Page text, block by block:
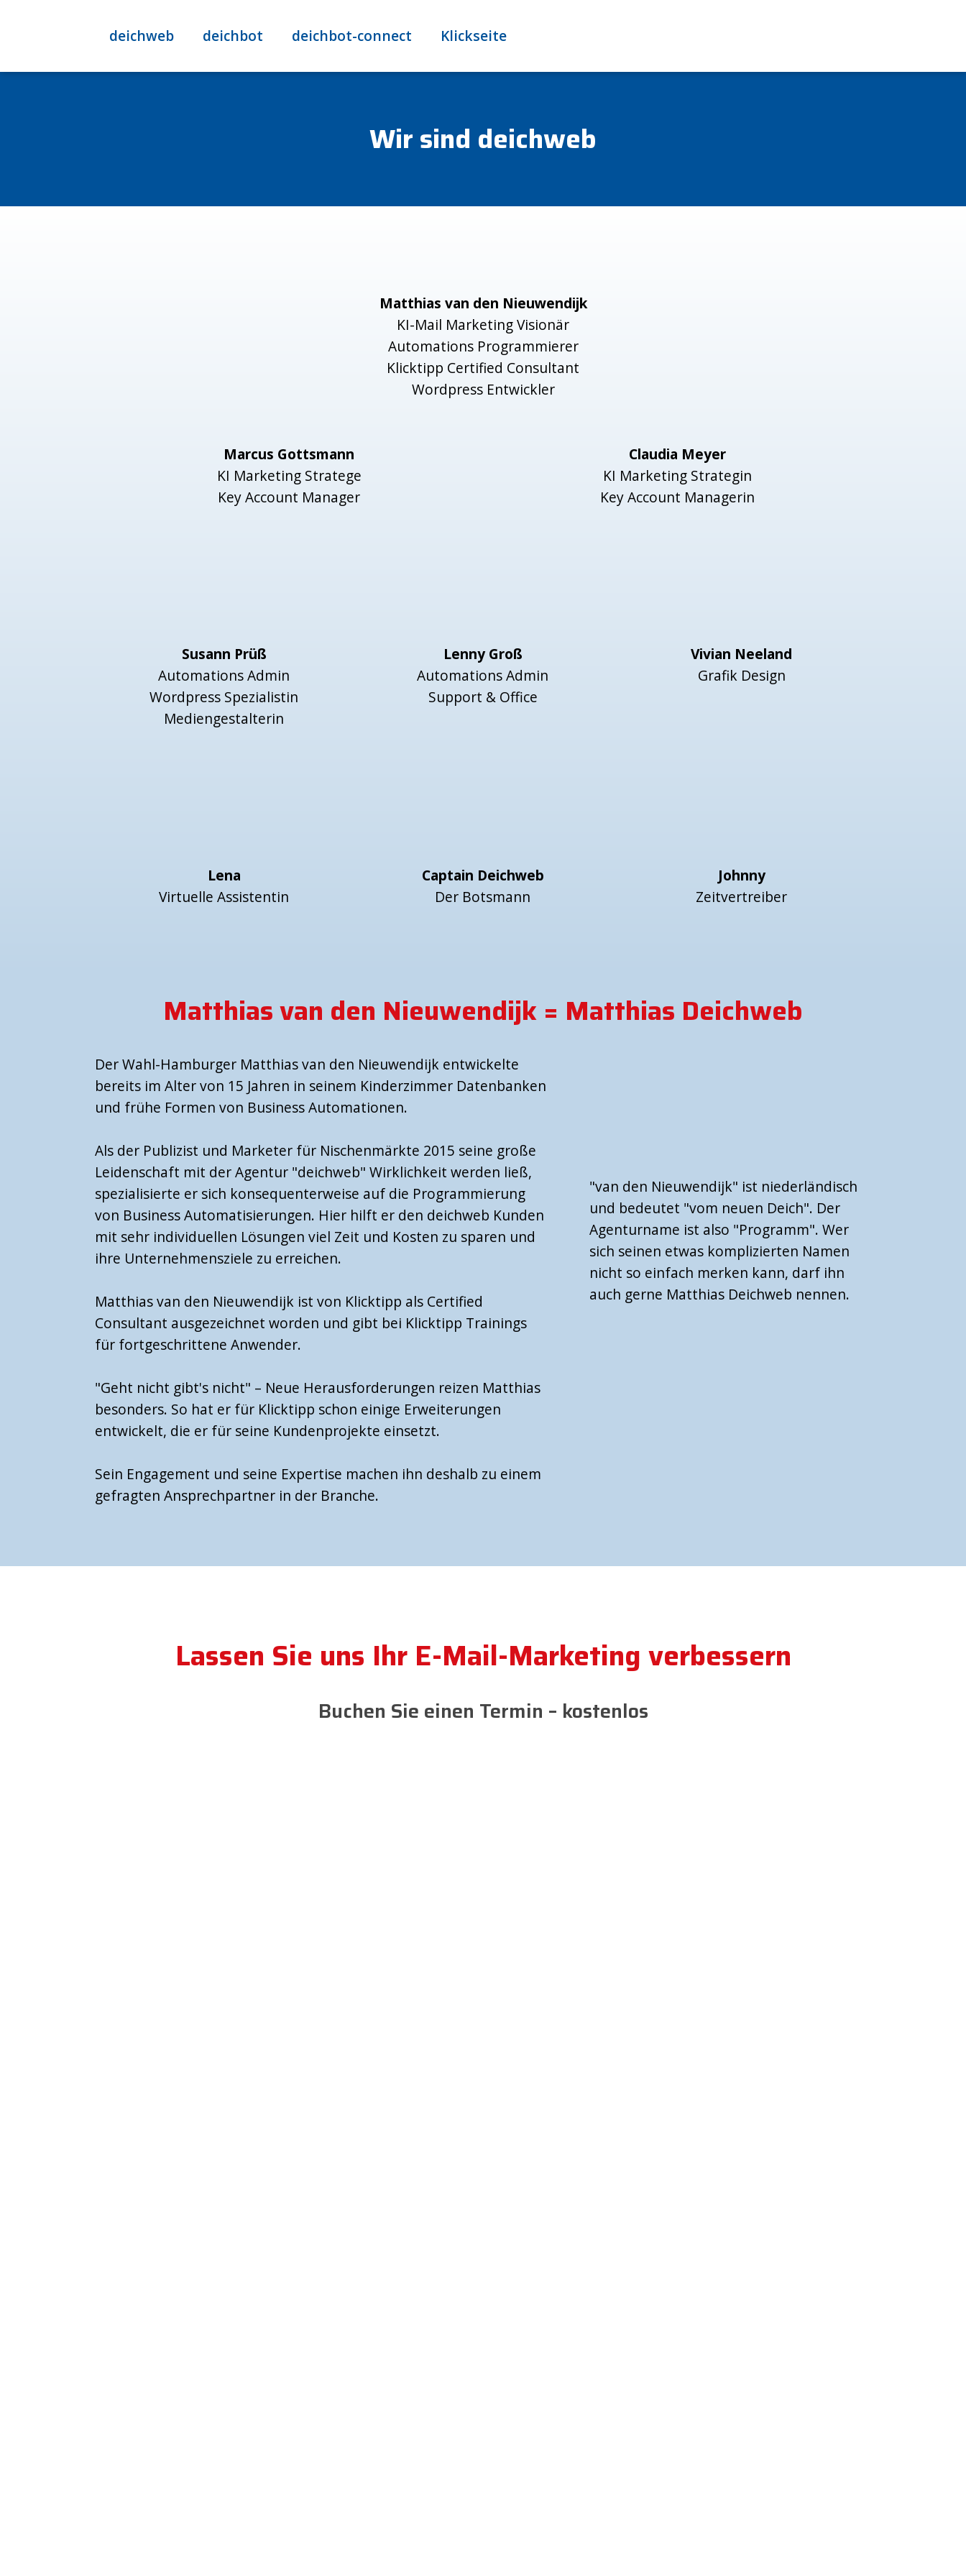
deichweb deichbot deichbot-connect Klickseite
Wir sind deichweb
Matthias van den Nieuwendijk
KI-Mail Marketing Visionär
Automations Programmierer
Klicktipp Certified Consultant
Wordpress Entwickler
Marcus Gottsmann
KI Marketing Stratege
Key Account Manager
Claudia Meyer
KI Marketing Strategin
Key Account Managerin
Susann Prüß
Automations Admin
Wordpress Spezialistin
Mediengestalterin
Lenny Groß
Automations Admin
Support & Office
Vivian Neeland
Grafik Design
Lena
Virtuelle Assistentin
Captain Deichweb
Der Botsmann
Johnny
Zeitvertreiber
Matthias van den Nieuwendijk = Matthias Deichweb
Der Wahl-Hamburger Matthias van den Nieuwendijk entwickelte
bereits im Alter von 15 Jahren in seinem Kinderzimmer Datenbanken
und frühe Formen von Business Automationen.
Als der Publizist und Marketer für Nischenmärkte 2015 seine große
Leidenschaft mit der Agentur "deichweb" Wirklichkeit werden ließ,
spezialisierte er sich konsequenterweise auf die Programmierung
von Business Automatisierungen. Hier hilft er den deichweb Kunden
mit sehr individuellen Lösungen viel Zeit und Kosten zu sparen und
ihre Unternehmensziele zu erreichen.
Matthias van den Nieuwendijk ist von Klicktipp als Certified
Consultant ausgezeichnet worden und gibt bei Klicktipp Trainings
für fortgeschrittene Anwender.
"Geht nicht gibt's nicht" – Neue Herausforderungen reizen Matthias
besonders. So hat er für Klicktipp schon einige Erweiterungen
entwickelt, die er für seine Kundenprojekte einsetzt.
Sein Engagement und seine Expertise machen ihn deshalb zu einem
gefragten Ansprechpartner in der Branche.
"van den Nieuwendijk" ist niederländisch
und bedeutet "vom neuen Deich". Der
Agenturname ist also "Programm". Wer
sich seinen etwas komplizierten Namen
nicht so einfach merken kann, darf ihn
auch gerne Matthias Deichweb nennen.
Lassen Sie uns Ihr E-Mail-Marketing verbessern
Buchen Sie einen Termin – kostenlos